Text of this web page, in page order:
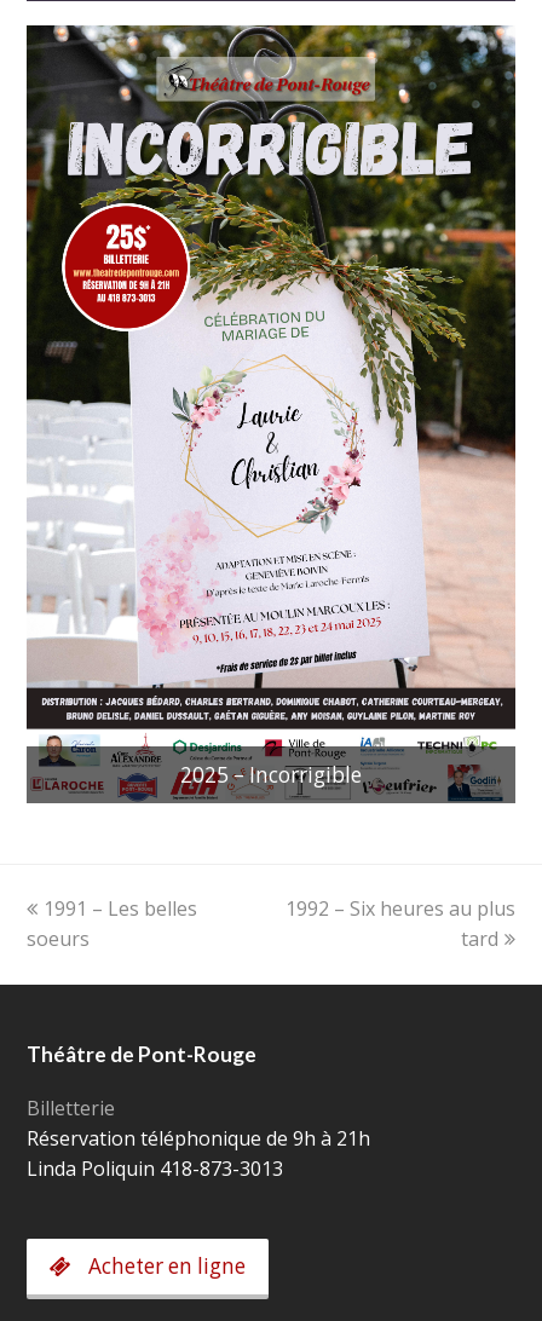
2025 – Incorrigible
Onglet
précédent:
1991 – Les belles
soeurs
next
1992 – Six heures au plus
tard
Théâtre de Pont-Rouge
Billetterie
Réservation téléphonique de 9h à 21h
Linda Poliquin 418-873-3013
Acheter en ligne